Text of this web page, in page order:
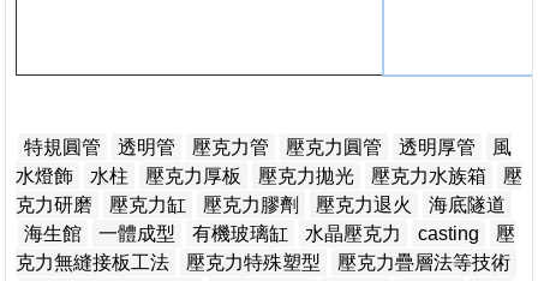
特規圓管 透明管 壓克力管 壓克力圓管 透明厚管
風
水燈飾
水柱 壓克力厚板 壓克力拋光 壓克力水族箱
壓
克力研磨
壓克力缸 壓克力膠劑 壓克力退火
海底隧道
海生館
一體成型 有機玻璃缸 水晶壓克力 casting
壓
克力無縫接板工法
壓克力特殊塑型
壓克力疊層法等技術